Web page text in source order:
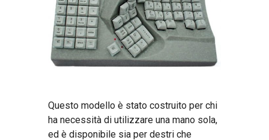
Questo modello è stato costruito per chi
ha necessità di utilizzare una mano sola,
ed è disponibile sia per destri che